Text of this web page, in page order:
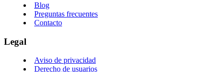
Blog
Preguntas frecuentes
Contacto
Legal
Aviso de privacidad
Derecho de usuarios